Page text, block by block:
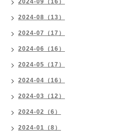
2024-09（16）
2024-08（13）
2024-07（17）
2024-06（16）
2024-05（17）
2024-04（16）
2024-03（12）
2024-02（6）
2024-01（8）